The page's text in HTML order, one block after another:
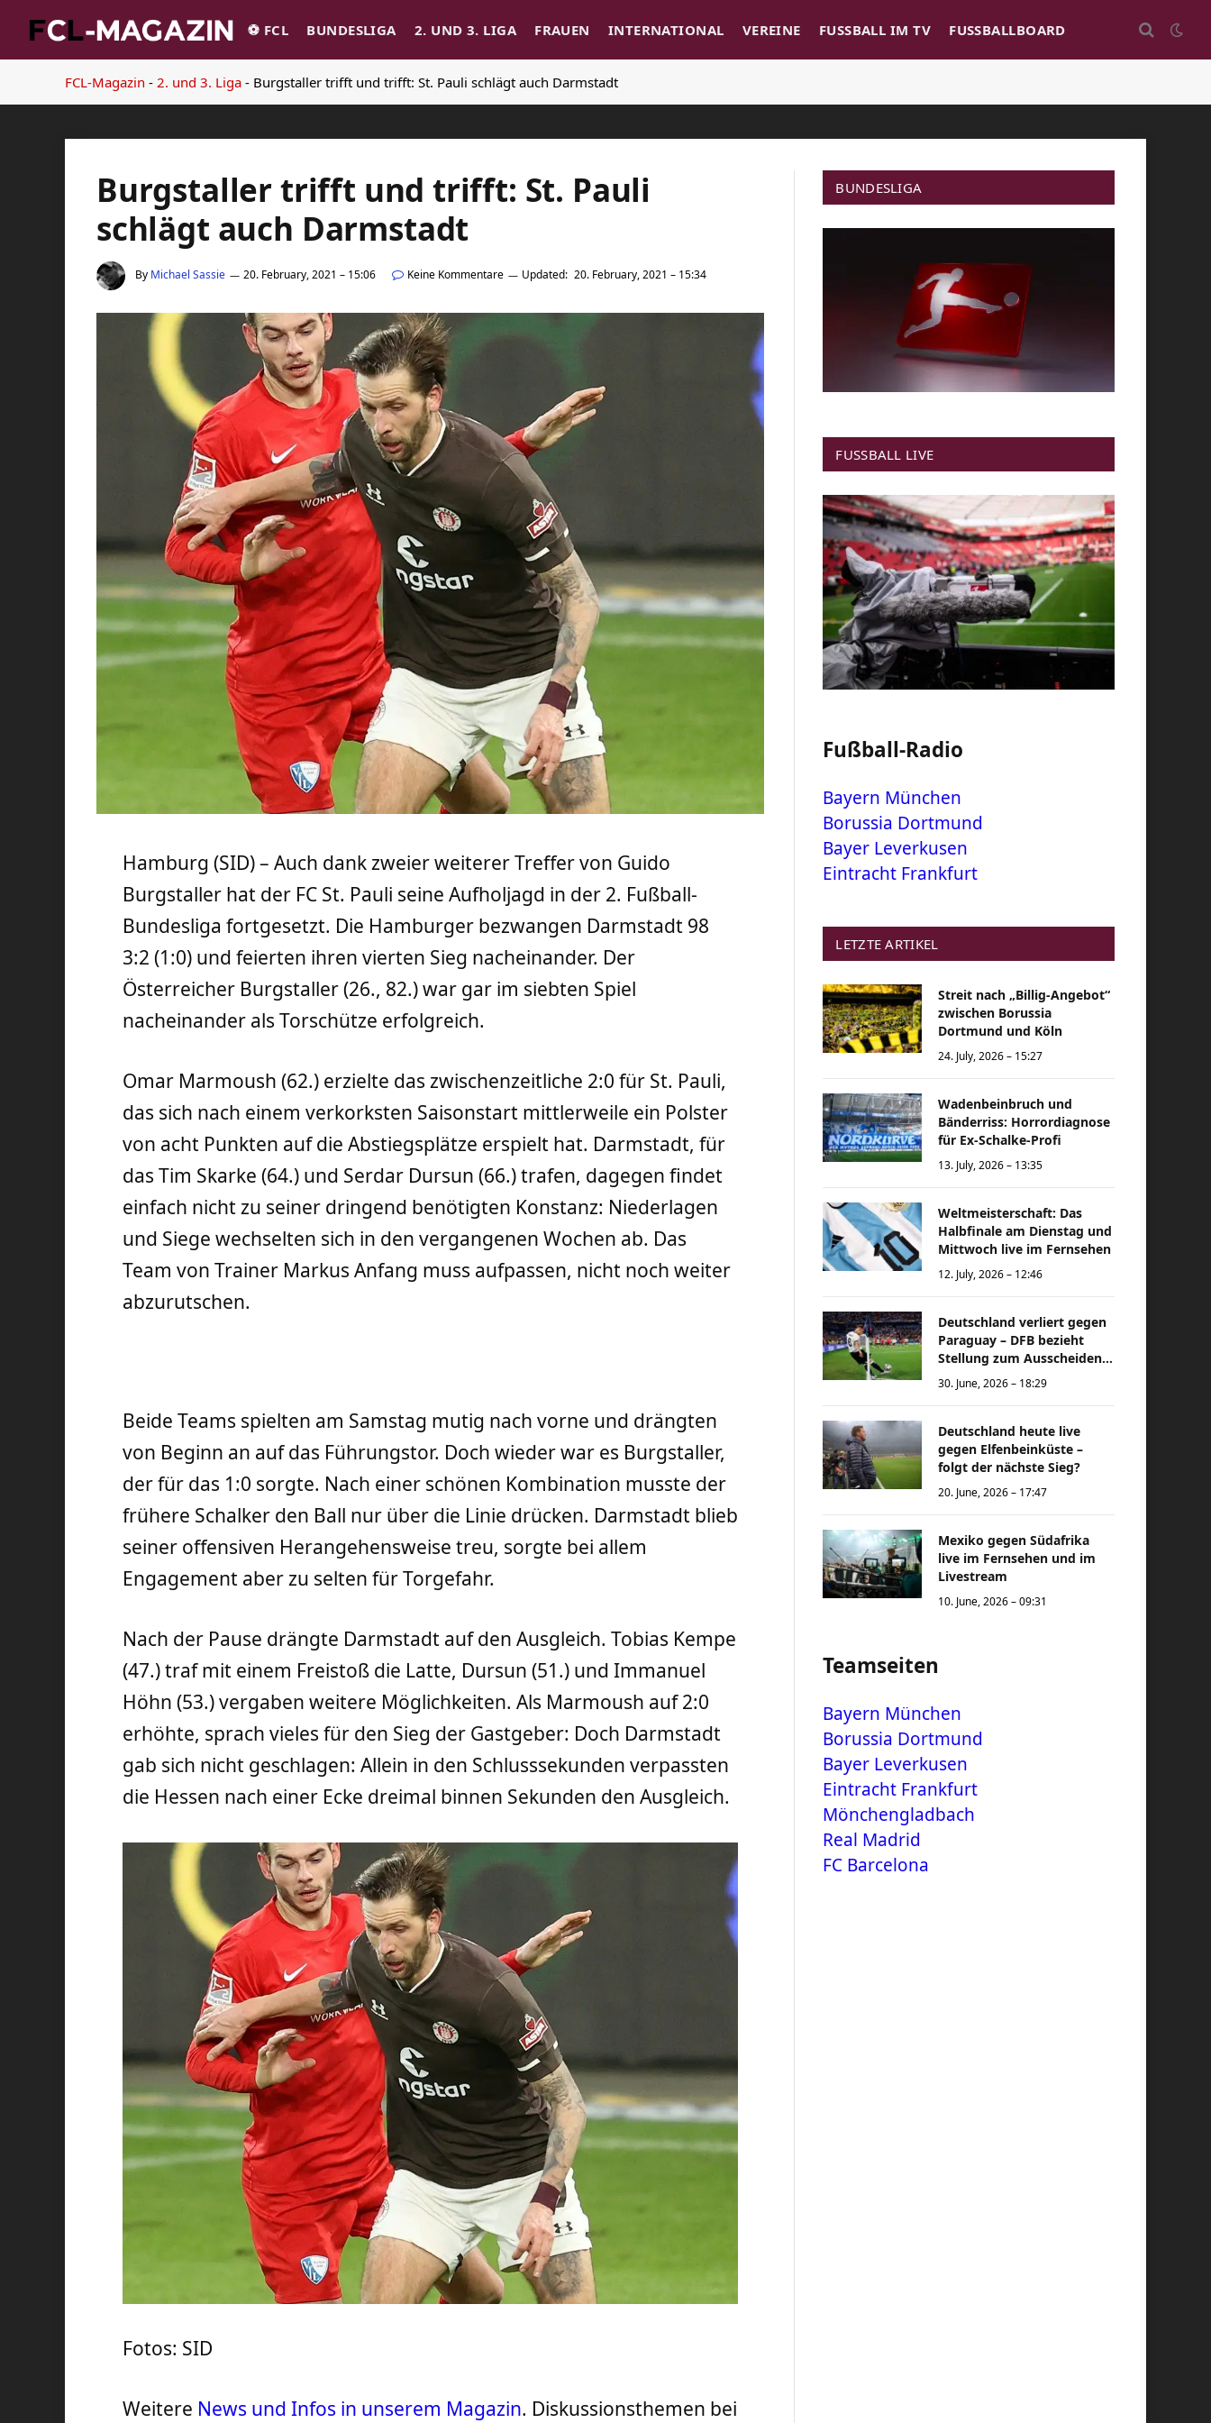
⚽️ FCL BUNDESLIGA 2. UND 3. LIGA FRAUEN INTERNATIONAL VEREINE FUSSBALL IM TV FUSSBALLBOARD
FCL-Magazin - 2. und 3. Liga - Burgstaller trifft und trifft: St. Pauli schlägt auch Darmstadt
Burgstaller trifft und trifft: St. Pauli
schlägt auch Darmstadt
By Michael Sassie 20. February, 2021 – 15:06 Keine Kommentare Updated: 20. February, 2021 – 15:34
Hamburg (SID) – Auch dank zweier weiterer Treffer von Guido
Burgstaller hat der FC St. Pauli seine Aufholjagd in der 2. Fußball-
Bundesliga fortgesetzt. Die Hamburger bezwangen Darmstadt 98
3:2 (1:0) und feierten ihren vierten Sieg nacheinander. Der
Österreicher Burgstaller (26., 82.) war gar im siebten Spiel
nacheinander als Torschütze erfolgreich.
Omar Marmoush (62.) erzielte das zwischenzeitliche 2:0 für St. Pauli,
das sich nach einem verkorksten Saisonstart mittlerweile ein Polster
von acht Punkten auf die Abstiegsplätze erspielt hat. Darmstadt, für
das Tim Skarke (64.) und Serdar Dursun (66.) trafen, dagegen findet
einfach nicht zu seiner dringend benötigten Konstanz: Niederlagen
und Siege wechselten sich in den vergangenen Wochen ab. Das
Team von Trainer Markus Anfang muss aufpassen, nicht noch weiter
abzurutschen.
Beide Teams spielten am Samstag mutig nach vorne und drängten
von Beginn an auf das Führungstor. Doch wieder war es Burgstaller,
der für das 1:0 sorgte. Nach einer schönen Kombination musste der
frühere Schalker den Ball nur über die Linie drücken. Darmstadt blieb
seiner offensiven Herangehensweise treu, sorgte bei allem
Engagement aber zu selten für Torgefahr.
Nach der Pause drängte Darmstadt auf den Ausgleich. Tobias Kempe
(47.) traf mit einem Freistoß die Latte, Dursun (51.) und Immanuel
Höhn (53.) vergaben weitere Möglichkeiten. Als Marmoush auf 2:0
erhöhte, sprach vieles für den Sieg der Gastgeber: Doch Darmstadt
gab sich nicht geschlagen: Allein in den Schlusssekunden verpassten
die Hessen nach einer Ecke dreimal binnen Sekunden den Ausgleich.
Fotos: SID
Weitere News und Infos in unserem Magazin. Diskussionsthemen bei
BUNDESLIGA
FUSSBALL LIVE
Fußball-Radio
Bayern München
Borussia Dortmund
Bayer Leverkusen
Eintracht Frankfurt
LETZTE ARTIKEL
Streit nach „Billig-Angebot“
zwischen Borussia
Dortmund und Köln
24. July, 2026 – 15:27
Wadenbeinbruch und
Bänderriss: Horrordiagnose
für Ex-Schalke-Profi
13. July, 2026 – 13:35
Weltmeisterschaft: Das
Halbfinale am Dienstag und
Mittwoch live im Fernsehen
12. July, 2026 – 12:46
Deutschland verliert gegen
Paraguay – DFB bezieht
Stellung zum Ausscheiden
bei der Weltmeisterschaft
30. June, 2026 – 18:29
Deutschland heute live
gegen Elfenbeinküste –
folgt der nächste Sieg?
20. June, 2026 – 17:47
Mexiko gegen Südafrika
live im Fernsehen und im
Livestream
10. June, 2026 – 09:31
Teamseiten
Bayern München
Borussia Dortmund
Bayer Leverkusen
Eintracht Frankfurt
Mönchengladbach
Real Madrid
FC Barcelona